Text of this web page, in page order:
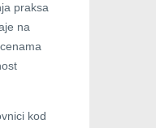
praksa
na
kod